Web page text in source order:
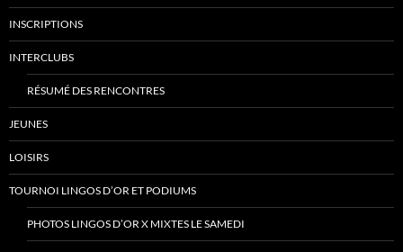
INSCRIPTIONS
INTERCLUBS
RÉSUMÉ DES RENCONTRES
JEUNES
LOISIRS
TOURNOI LINGOS D’OR ET PODIUMS
PHOTOS LINGOS D’OR X MIXTES LE SAMEDI